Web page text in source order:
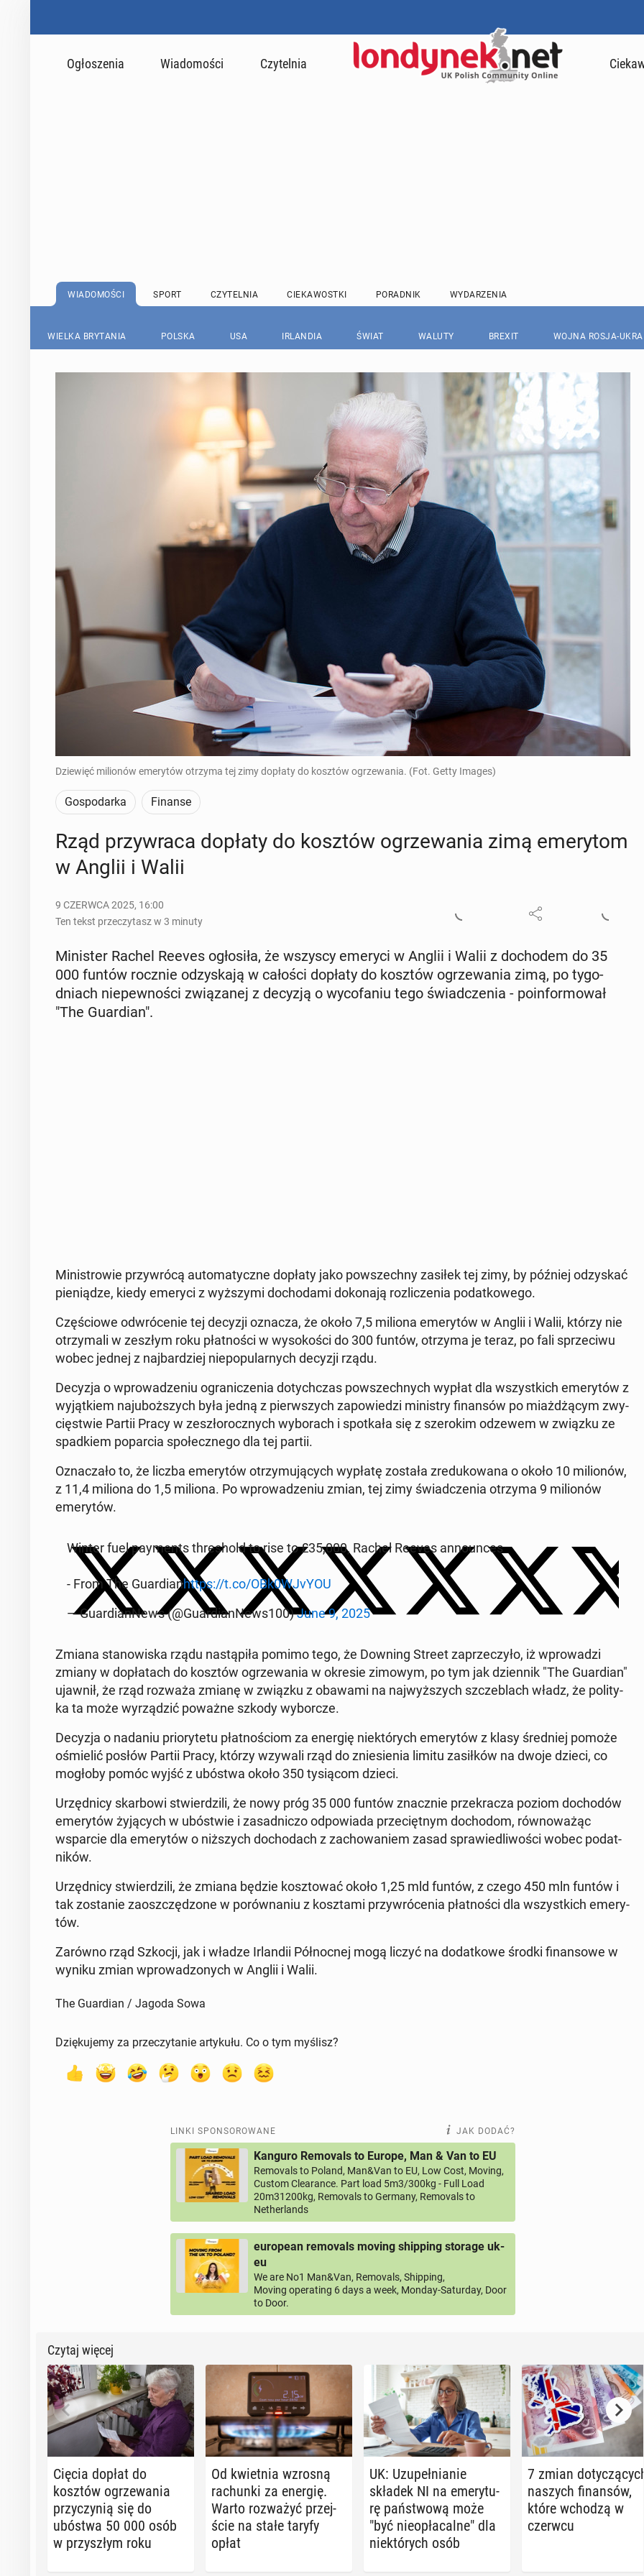
Ogłoszenia Wiadomości Czytelnia
WIADOMOŚCI SPORT CZYTELNIA CIEKAWOSTKI PORADNIK WYDARZENIA
WIELKA BRYTANIA POLSKA USA IRLANDIA ŚWIAT WALUTY BREXIT WOJNA ROSJA-
Dziewięć milionów emerytów otrzyma tej zimy dopłaty do kosztów ogrzewania. (Fot. Getty Images)
Gospodarka Finanse
Rząd przy­wra­ca dopłaty do kosztów ogrze­wa­nia zimą eme­ry­tom
w Anglii i Walii
9 CZERWCA 2025, 16:00
Ten tekst przeczytasz w 3 minuty
Mi­ni­ster Rachel Reeves ogło­si­ła, że wszyscy emeryci w Anglii i Walii z do­cho­dem do 35
000 funtów rocznie od­zy­ska­ją w całości dopłaty do kosztów ogrze­wa­nia zimą, po ty­go­
dniach nie­pew­no­ści zwią­za­nej z decyzją o wy­co­fa­niu tego świad­cze­nia - po­in­for­mo­wał
"The Gu­ar­dian".
Mi­ni­stro­wie przy­wró­cą au­to­ma­tycz­ne dopłaty jako po­wszech­ny zasiłek tej zimy, by później od­zy­skać
pie­nią­dze, kiedy emeryci z wyż­szy­mi do­cho­da­mi do­ko­na­ją roz­li­cze­nia po­dat­ko­we­go.
Czę­ścio­we od­wró­ce­nie tej decyzji oznacza, że około 7,5 miliona eme­ry­tów w Anglii i Walii, którzy nie
otrzy­ma­li w zeszłym roku płat­no­ści w wy­so­ko­ści do 300 funtów, otrzyma je teraz, po fali sprze­ci­wu
wobec jednej z naj­bar­dziej nie­po­pu­lar­nych decyzji rządu.
Decyzja o wpro­wa­dze­niu ogra­ni­cze­nia do­tych­czas po­wszech­nych wypłat dla wszyst­kich eme­ry­tów z
wy­jąt­kiem naj­uboż­szych była jedną z pierw­szych za­po­wie­dzi mi­ni­stry fi­nan­sów po miaż­dżą­cym zwy­
cię­stwie Partii Pracy w ze­szło­rocz­nych wy­bo­rach i spo­tka­ła się z sze­ro­kim odzewem w związku ze
spad­kiem po­par­cia spo­łecz­ne­go dla tej partii.
Ozna­cza­ło to, że liczba eme­ry­tów otrzy­mu­ją­cych wypłatę została zre­du­ko­wa­na o około 10 mi­lio­nów,
z 11,4 miliona do 1,5 miliona. Po wpro­wa­dze­niu zmian, tej zimy świad­cze­nia otrzyma 9 mi­lio­nów
eme­ry­tów.
Winter fuel pay­ments thre­shold to rise to £35,000, Rachel Reeves an­no­un­ces
- From The Gu­ar­dianhttps://t.co/OBk0WJvYOU
— Gu­ar­dian­News (@Gu­ar­dian­News100)June 9, 2025
Zmiana sta­no­wi­ska rządu na­stą­pi­ła pomimo tego, że Downing Street za­prze­czy­ło, iż wpro­wa­dzi
zmiany w do­pła­tach do kosztów ogrze­wa­nia w okresie zimowym, po tym jak dzien­nik "The Gu­ar­dian"
ujawnił, że rząd rozważa zmianę w związku z obawami na naj­wyż­szych szcze­blach władz, że po­li­ty­
ka ta może wy­rzą­dzić poważne szkody wy­bor­cze.
Decyzja o nadaniu prio­ry­te­tu płat­no­ściom za energię nie­któ­rych eme­ry­tów z klasy śred­niej pomoże
ośmie­lić posłów Partii Pracy, którzy wzywali rząd do znie­sie­nia limitu za­sił­ków na dwoje dzieci, co
mogłoby pomóc wyjść z ubóstwa około 350 ty­siąc­om dzieci.
Urzęd­ni­cy skar­bo­wi stwier­dzi­li, że nowy próg 35 000 funtów znacz­nie prze­kra­cza poziom do­cho­dów
eme­ry­tów ży­ją­cych w ubó­stwie i za­sad­ni­czo od­po­wia­da prze­cięt­nym do­cho­dom, rów­no­wa­żąc
wspar­cie dla eme­ry­tów o niż­szych do­cho­dach z za­cho­wa­niem zasad spra­wie­dli­wo­ści wobec po­dat­
ni­ków.
Urzęd­ni­cy stwier­dzi­li, że zmiana będzie kosz­to­wać około 1,25 mld funtów, z czego 450 mln funtów i
tak zo­sta­nie za­osz­czę­dzo­ne w po­rów­na­niu z kosz­ta­mi przy­wró­ce­nia płat­no­ści dla wszyst­kich eme­ry­
tów.
Zarówno rząd Szkocji, jak i władze Ir­lan­dii Pół­noc­nej mogą liczyć na do­dat­ko­we środki fi­nan­so­we w
wyniku zmian wpro­wa­dzo­nych w Anglii i Walii.
The Guardian / Jagoda Sowa
Dziękujemy za przeczytanie artykułu. Co o tym myślisz?
LINKI SPONSOROWANE JAK DODAĆ?
Kanguro Removals to Europe, Man & Van to EU
Removals to Poland, Man&Van to EU, Low Cost, Moving,
Custom Clearance. Part load 5m3/300kg - Full Load
20m31200kg, Removals to Germany, Removals to
Netherlands
european removals moving shipping storage uk-
eu
We are No1 Man&Van, Removals, Shipping,
Moving operating 6 days a week, Monday-Saturday, Door
to Door.
Czytaj więcej
Cięcia dopłat do
kosztów ogrze­wa­nia
przy­czy­nią się do
ubóstwa 50 000 osób
w przy­szłym roku
Od kwiet­nia wzrosną
ra­chun­ki za energię.
Warto roz­wa­żyć przej­
ście na stałe taryfy
opłat
UK: Uzu­peł­nia­nie
składek NI na eme­ry­tu­
rę pań­stwo­wą może
"być nie­opła­cal­ne" dla
nie­któ­rych osób
7 zmian
naszych fi­nan­sów,
które wchodzą w
czerwcu